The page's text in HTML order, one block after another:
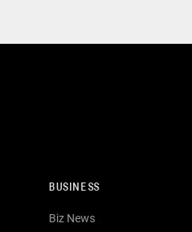
BUSINESS
Biz News